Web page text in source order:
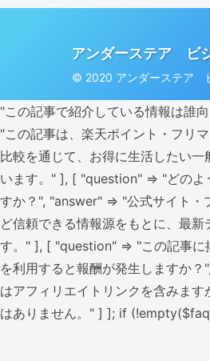
アンダーステア ビ
© 2020 アンダーステア
"この記事で紹介している情報は誰
"この記事は、楽天ポイント・フリ
比較を通じて、お得に生活したい
います。" ], [ "question" => "どのよ
すか？", "answer" => "公式サイト
ど信頼できる情報源をもとに、最新
す。" ], [ "question" => "この記事に
を利用すると報酬が発生しますか？
はアフィリエイトリンクを含みま
はありません。" ] ]; if